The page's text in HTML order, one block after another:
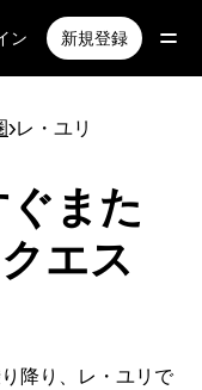
ン 新規登録
>レ・ユリ
また
エス
降り、レ・ユリで